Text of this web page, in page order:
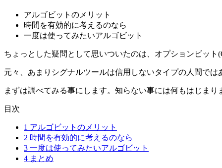
アルゴビットのメリット
時間を有効的に考えるのなら
一度は使ってみたいアルゴビット
ちょっとした疑問として思いついたのは、オプションビッ
元々、あまりシグナルツールは信用しないタイプの人間では
まずは調べてみる事にします。知らない事には何もはじまり
目次
1 アルゴビットのメリット
2 時間を有効的に考えるのなら
3 一度は使ってみたいアルゴビット
4 まとめ